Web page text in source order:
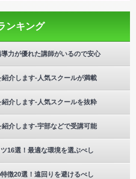
ンキング
力が優れた講師がいるので安心
介します-人気スクールが満載
介します-人気スクールを抜粋
介します-宇部などで受講可能
16選！最適な環境を選ぶべし
徴20選！遠回りを避けるべし